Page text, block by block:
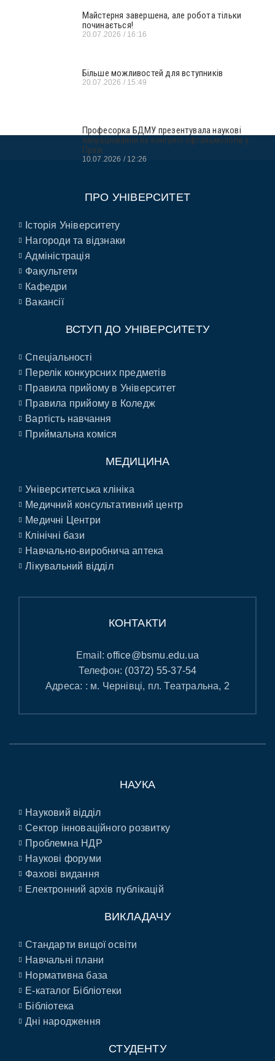
Майстерня завершена, але робота тільки
починається!
20.07.2026 16:16
Більше можливостей для вступників
20.07.2026 15:49
Професорка БДМУ презентувала наукові
напрацювання на конгресі офтальмологів у
Празі
10.07.2026 12:26
ПРО УНІВЕРСИТЕТ
Історія Університету
Нагороди та відзнаки
Адміністрація
Факультети
Кафедри
Вакансії
ВСТУП ДО УНІВЕРСИТЕТУ
Спеціальності
Перелік конкурсних предметів
Правила прийому в Університет
Правила прийому в Коледж
Вартість навчання
Приймальна коміся
МЕДИЦИНА
Університетська клініка
Медичний консультативний центр
Медичні Центри
Клінічні бази
Навчально-виробнича аптека
Лікувальний відділ
КОНТАКТИ
Email:office@bsmu.edu.ua
Телефон: (0372) 55-37-54
Адреса: : м. Чернівці, пл. Театральна, 2
НАУКА
Науковий відділ
Сектор інноваційного розвитку
Проблемна НДР
Наукові форуми
Фахові видання
Електронний архів публікацій
ВИКЛАДАЧУ
Стандарти вищої освіти
Навчальні плани
Нормативна база
E-каталог Бібліотеки
Бібліотека
Дні народження
СТУДЕНТУ